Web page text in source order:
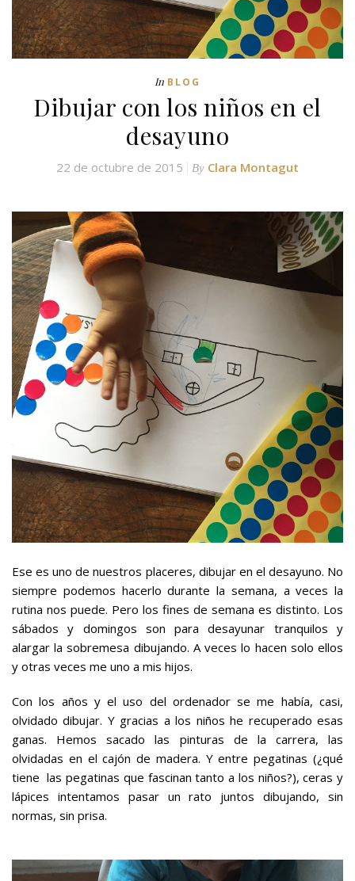
In BLOG
Dibujar con los niños en el
desayuno
22 de octubre de 2015 By Clara Montagut
Ese es uno de nuestros placeres, dibujar en el desayuno. No
siempre podemos hacerlo durante la semana, a veces la
rutina nos puede. Pero los fines de semana es distinto. Los
sábados y domingos son para desayunar tranquilos y
alargar la sobremesa dibujando. A veces lo hacen solo ellos
y otras veces me uno a mis hijos.
Con los años y el uso del ordenador se me había, casi,
olvidado dibujar. Y gracias a los niños he recuperado esas
ganas. Hemos sacado las pinturas de la carrera, las
olvidadas en el cajón de madera. Y entre pegatinas (¿qué
tiene las pegatinas que fascinan tanto a los niños?), ceras y
lápices intentamos pasar un rato juntos dibujando, sin
normas, sin prisa.